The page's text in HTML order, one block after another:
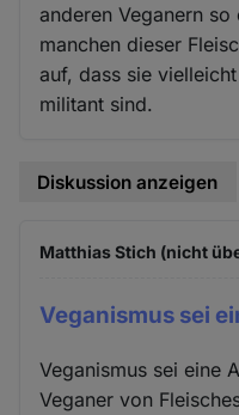
anderen Veganern
manchen dieser
auf, dass sie
militant sind.
Diskussion anzeigen
Matthias Stich (nicht
Veganismus sei
Veganismus sei eine
Veganer von